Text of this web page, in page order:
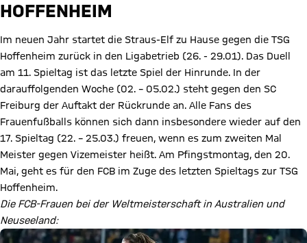
HOFFENHEIM
Im neuen Jahr startet die Straus-Elf zu Hause gegen die TSG
Hoffenheim zurück in den Ligabetrieb (26. - 29.01). Das Duell
am 11. Spieltag ist das letzte Spiel der Hinrunde. In der
darauffolgenden Woche (02. – 05.02.) steht gegen den SC
Freiburg der Auftakt der Rückrunde an. Alle Fans des
Frauenfußballs können sich dann insbesondere wieder auf den
17. Spieltag (22. – 25.03.) freuen, wenn es zum zweiten Mal
Meister gegen Vizemeister heißt. Am Pfingstmontag, den 20.
Mai, geht es für den FCB im Zuge des letzten Spieltags zur TSG
Hoffenheim.
Die FCB-Frauen bei der Weltmeisterschaft in Australien und
Neuseeland: